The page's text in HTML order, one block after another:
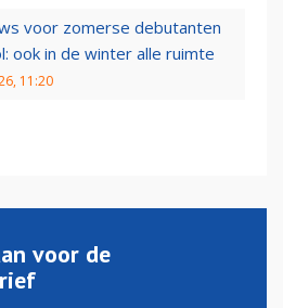
voor zomerse debutanten
ook in de winter alle ruimte
11:20
voor de